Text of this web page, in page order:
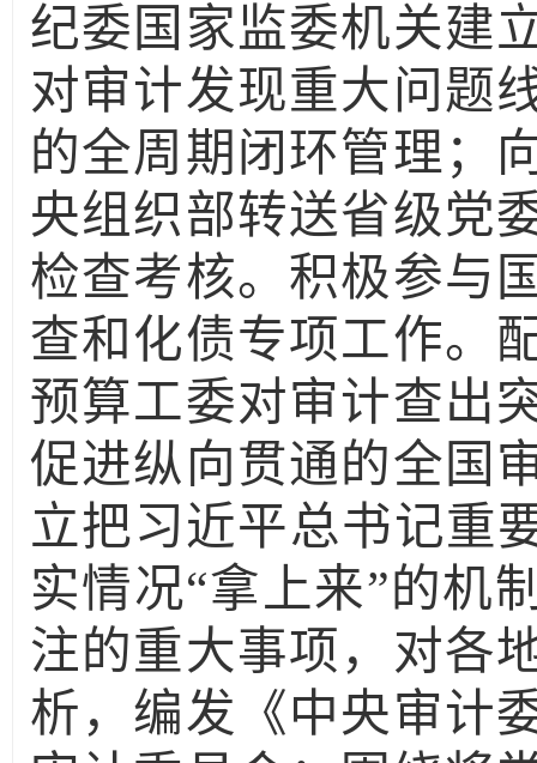
纪委国家监委机关建
对审计发现重大问题
的全周期闭环管理；
央组织部转送省级党
检查考核。积极参与
查和化债专项工作。
预算工委对审计查出
促进纵向贯通的全国
立把习近平总书记重
实情况“拿上来”的机
注的重大事项，对各
析，编发《中央审计